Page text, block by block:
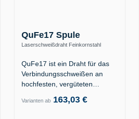
QuFe17 Spule
Laserschweißdraht Feinkornstahl
QuFe17 ist ein Draht für das
Verbindungsschweißen an
hochfesten, vergüteten…
Varianten ab163,03 €